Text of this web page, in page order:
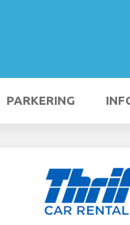
PARKERING